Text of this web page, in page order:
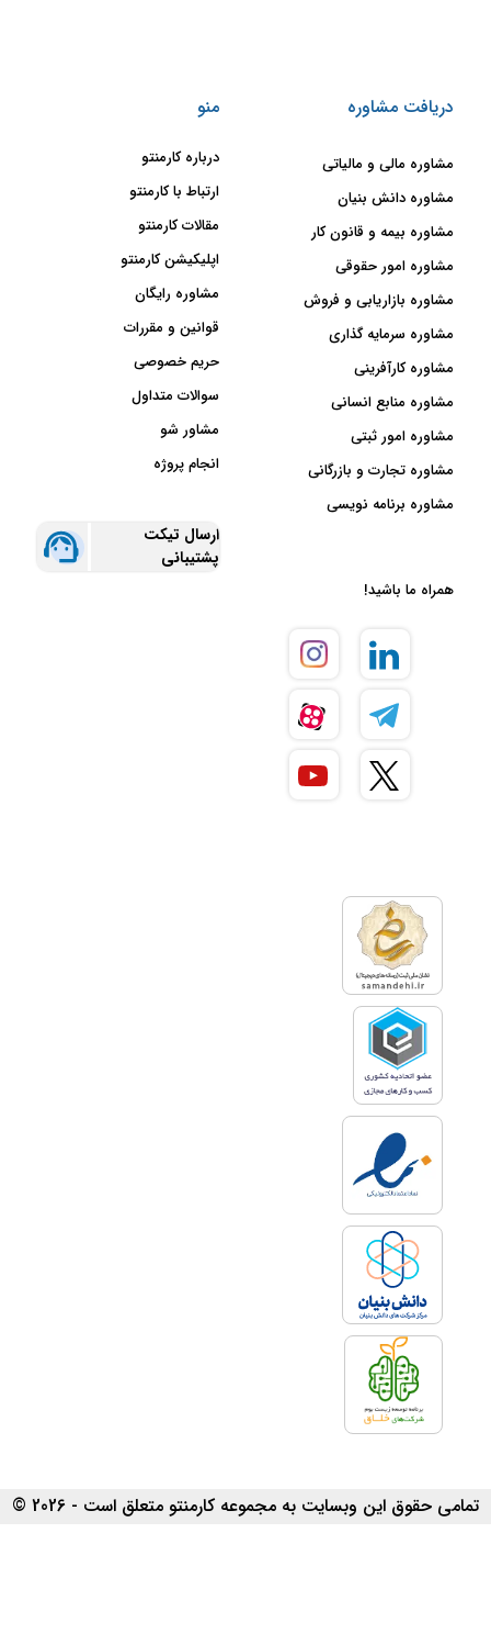
دریافت مشاوره
مشاوره مالی و مالیاتی
مشاوره دانش بنیان
مشاوره بیمه و قانون کار
مشاوره امور حقوقی
مشاوره بازاریابی و فروش
مشاوره سرمایه گذاری
مشاوره کارآفرینی
مشاوره منابع انسانی
مشاوره امور ثبتی
مشاوره تجارت و بازرگانی
مشاوره برنامه نویسی
منو
درباره کارمنتو
ارتباط با کارمنتو
مقالات کارمنتو
اپلیکیشن کارمنتو
مشاوره رایگان
قوانین و مقررات
حریم خصوصی
سوالات متداول
مشاور شو
انجام پروژه
ارسال تیکت
پشتیبانی
همراه ما باشید!
تمامی حقوق این وبسایت به مجموعه کارمنتو متعلق است - 2026 ©